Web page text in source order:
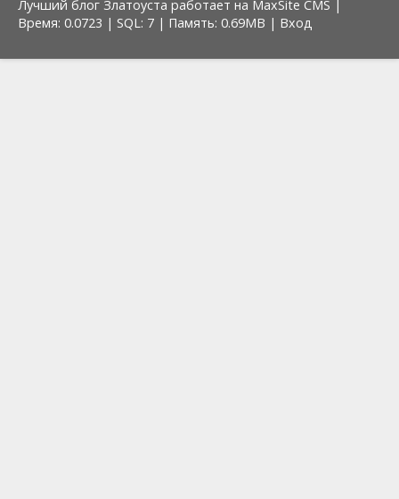
Лучший блог Златоуста работает на MaxSite CMS |
Время: 0.0723 | SQL: 7 | Память: 0.69MB | Вход